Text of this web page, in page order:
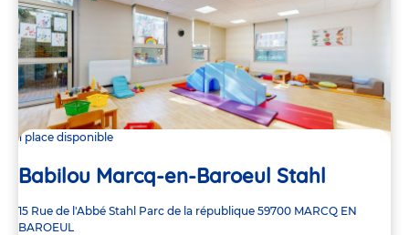
1 place disponible
Babilou Marcq-en-Baroeul Stahl
Adresse
de
15 Rue de l'Abbé Stahl Parc de la république 59700 MARCQ EN
BAROEUL